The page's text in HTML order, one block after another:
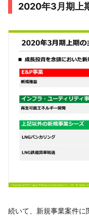
2020年3月期上
続いて、新規事業案件